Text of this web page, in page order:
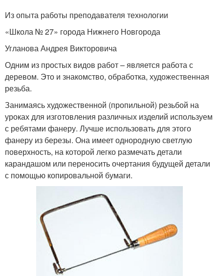
Из опыта работы преподавателя технологии
«Школа № 27» города Нижнего Новгорода
Угланова Андрея Викторовича
Одним из простых видов работ – является работа с
деревом. Это и знакомство, обработка, художественная
резьба.
Занимаясь художественной (пропильной) резьбой на
уроках для изготовления различных изделий используем
с ребятами фанеру. Лучше использовать для этого
фанеру из березы. Она име­ет однородную светлую
поверхность, на которой легко размечать детали
карандашом или переносить очертания будущей детали
с помощью копировальной бумаги.